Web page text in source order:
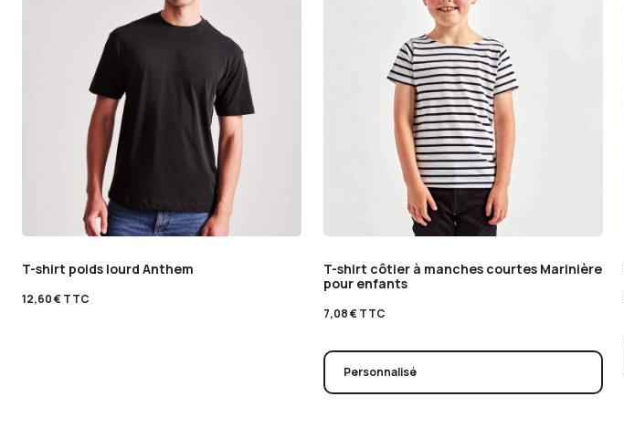
T-shirt poids lourd Anthem
12,60€TTC
T-shirt côtier à manches courtes Marinière
pour enfants
7,08€TTC
Personnalisé